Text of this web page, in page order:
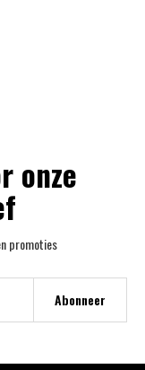
onze
promoties
Abonneer